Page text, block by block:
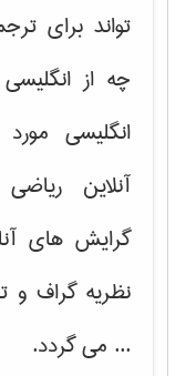
تواند برای
چه از
انگلیسی
آنلاین
گرایش های
نظریه گراف و
... می گردد.